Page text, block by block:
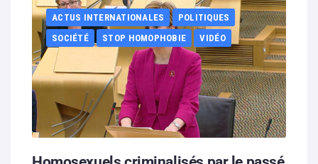
ACTUS INTERNATIONALES
POLITIQUES
SOCIÉTÉ
STOP HOMOPHOBIE VIDÉO